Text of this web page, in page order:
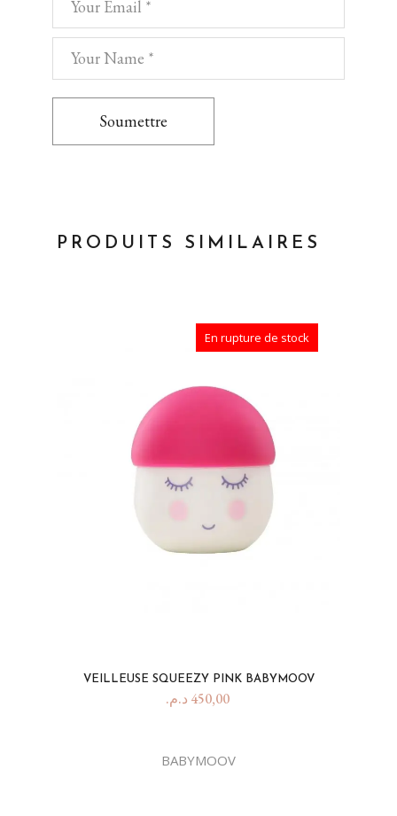
Soumettre
PRODUITS SIMILAIRES
En rupture de stock
VEILLEUSE SQUEEZY PINK BABYMOOV
450,00 د.م.
BABYMOOV